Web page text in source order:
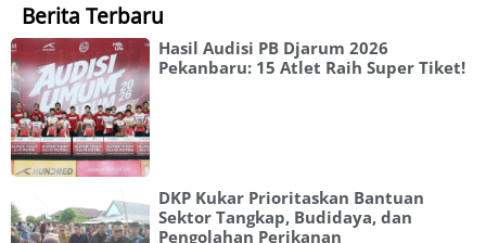
Berita Terbaru
Hasil Audisi PB Djarum 2026
Pekanbaru: 15 Atlet Raih Super Tiket!
DKP Kukar Prioritaskan Bantuan
Sektor Tangkap, Budidaya, dan
Pengolahan Perikanan